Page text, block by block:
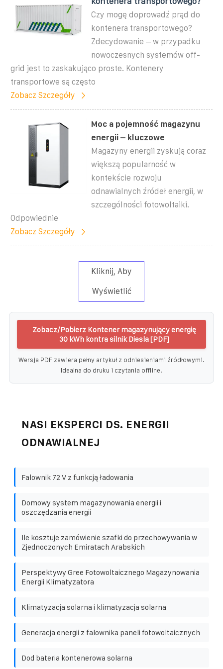
Czy mogę doprowadź prąd do
kontenera transportowego?
Zdecydowanie – w przypadku
nowoczesnych systemów off-
grid jest to zaskakująco proste. Kontenery
transportowe są często
Zobacz Szczegóły
Moc a pojemność magazynu
energii – kluczowe
Magazyny energii zyskują coraz
większą popularność w
kontekście rozwoju
odnawialnych źródeł energii, w
szczególności fotowoltaiki.
Odpowiednie
Zobacz Szczegóły
Kliknij, Aby
Wyświetlić
Zobacz/Pobierz Kontener magazynujący energię
30 kWh kontra silnik Diesla [PDF]
Wersja PDF zawiera pełny artykuł z odniesieniami źródłowymi.
Idealna do druku i czytania offline.
NASI EKSPERCI DS. ENERGII
ODNAWIALNEJ
Falownik 72 V z funkcją ładowania
Domowy system magazynowania energii i
oszczędzania energii
Ile kosztuje zamówienie szafki do przechowywania w
Zjednoczonych Emiratach Arabskich
Perspektywy Gree Fotowoltaicznego Magazynowania
Energii Klimatyzatora
Klimatyzacja solarna i klimatyzacja solarna
Generacja energii z falownika paneli fotowoltaicznych
Dod bateria kontenerowa solarna